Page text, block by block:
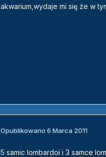
akwarium,wydaje mi się że w
Opublikowano 6 Marca 2011
5 samic lombardoi i 3 samce